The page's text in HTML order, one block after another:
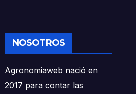
NOSOTROS
Agronomiaweb nació en
2017 para contar las